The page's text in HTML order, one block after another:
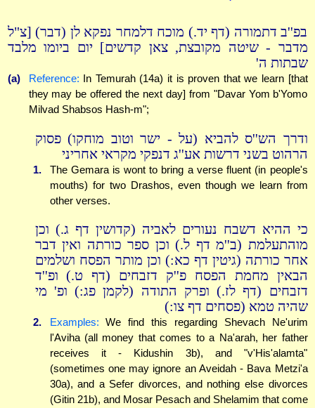
בפ''ב דתמורה (דף יד.) מוכח דלמחר נפקא לן (דבר) [צ"ל
מדבר - שיטה מקובצת, צאן קדשים] יום ביומו מלבד
שבתות ה'
(a) Reference: In Temurah (14a) it is proven that we learn [that
they may be offered the next day] from "Davar Yom b'Yomo
Milvad Shabsos Hash-m";
ודרך הש''ס להביא (על - ישר וטוב מוחקו) פסוק
הרהוט בשני דרשות אע''ג דנפקי מקראי אחריני
1.
The Gemara is wont to bring a verse fluent (in people's
mouths) for two Drashos, even though we learn from
other verses.
כי ההיא דשבח נעורים לאביה (קדושין דף ג.) וכן
מוהתעלמת (ב''מ דף ל.) וכן ספר כורתה ואין דבר
אחר כורתה (גיטין דף כא:) וכן מותר הפסח ושלמים
הבאין מחמת הפסח פ''ק דזבחים (דף ט.) ופ''ד
דזבחים (דף לז.) ופרק התודה (לקמן פג:) ופ' מי
שהיה טמא (פסחים דף צו:)
2. Examples: We find this regarding Shevach Ne'urim
l'Aviha (all money that comes to a Na'arah, her father
receives it - Kidushin 3b), and "v'His'alamta"
(sometimes one may ignore an Aveidah - Bava Metzi'a
30a), and a Sefer divorces, and nothing else divorces
(Gitin 21b), and Mosar Pesach and Shelamim that come